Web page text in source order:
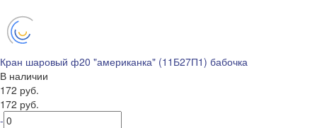
Кран шаровый ф20 "американка" (11Б27П1) бабочка
В наличии
172 руб.
172 руб.
-